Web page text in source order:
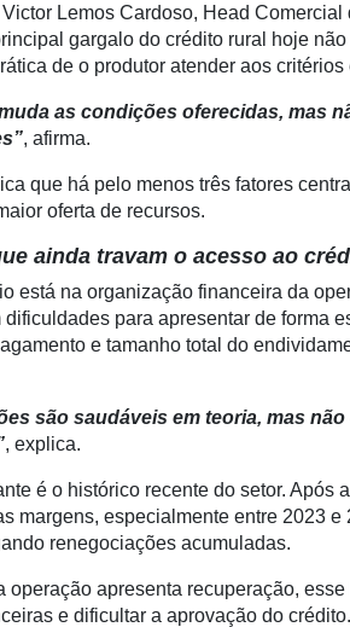
Lemos Cardoso, Head
gargalo do crédito rural hoje
de o produtor atender aos
as condições oferecidas, mas
, afirma.
que há pelo menos três fatores
oferta de recursos.
ainda travam o acesso ao
está na organização financeira da
para apresentar de forma
e tamanho total do
são saudáveis em teoria, mas
, explica.
é o histórico recente do setor.
margens, especialmente entre 2023
renegociações acumuladas.
operação apresenta recuperação,
e dificultar a aprovação do crédito.